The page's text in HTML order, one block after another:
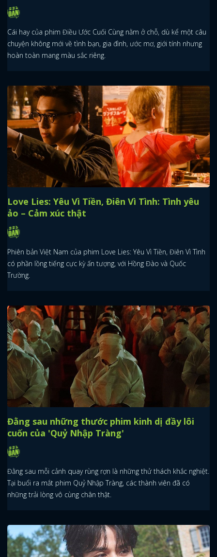
Cái hay của phim Điều Ước Cuối Cùng nằm ở chỗ, dù kể một câu
chuyện không mới về tình bạn, gia đình, ước mơ, giới tính nhưng
hoàn toàn mang màu sắc riêng.
Love Lies: Yêu Vì Tiền, Điên Vì Tình: Tình yêu
ảo – Cảm xúc thật
Phiên bản Việt Nam của phim Love Lies: Yêu Vì Tiền, Điên Vì Tình
có phần lồng tiếng cực kỳ ấn tượng, với Hồng Đào và Quốc
Trường.
Đằng sau những thước phim kinh dị đầy lôi
cuốn của 'Quỷ Nhập Tràng'
Đằng sau mỗi cảnh quay rùng rợn là những thử thách khắc nghiệt.
Tại buổi ra mắt phim Quỷ Nhập Tràng, các thành viên đã có
những trải lòng vô cùng chân thật.